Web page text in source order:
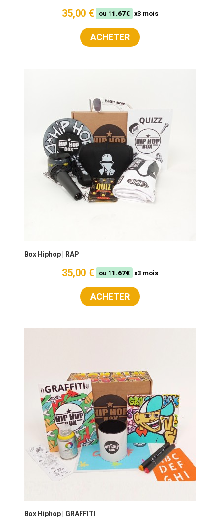
35,00 € ou 11.67€ x3 mois
ACHETER
Box Hiphop | RAP
35,00 € ou 11.67€ x3 mois
ACHETER
Box Hiphop | GRAFFITI